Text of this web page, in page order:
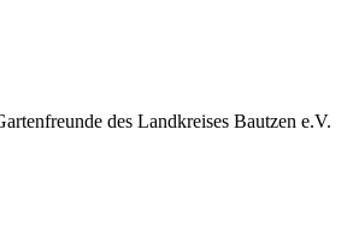
des Landkreises Bautzen e.V.